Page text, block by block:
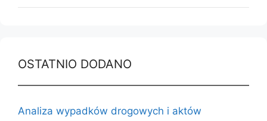
OSTATNIO DODANO
Analiza wypadków drogowych i aktów